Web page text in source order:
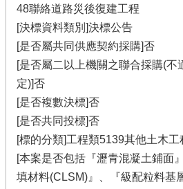
48聯絡道路災後復建工程
[決標資料類別]決標公告
[是否屬共同供應契約採購]否
[是否屬二以上機關之聯合採購(不
定)]否
[是否複數決標]否
[是否共同投標]否
[標的分類]工程類5139其他土木工
[本案是否包括『瀝青混凝土鋪面
填材料(CLSM)』、『級配粒料基